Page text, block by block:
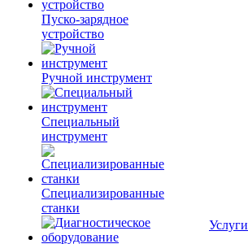
Пуско-зарядное
устройство
Ручной инструмент
Специальный
инструмент
Специализированные
станки
Услуги